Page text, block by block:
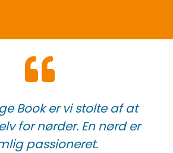
Book er vi stolte af at
for nørder. En nørd er
passioneret.